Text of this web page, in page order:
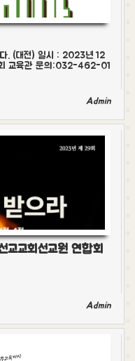
. (대전) 일시 : 2023년 12
회 교육관 문의:032-462-01
Admin
교회선교원 연합회
Admin